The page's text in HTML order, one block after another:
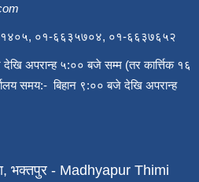
०१-६६३५७०४, ०१-६६३७६५२
अपरान्ह ५:०० बजे सम्म (तर कार्त्तिक १६
समय:- बिहान ९:०० बजे देखि अपरान्ह
भक्तपुर - Madhyapur Thimi